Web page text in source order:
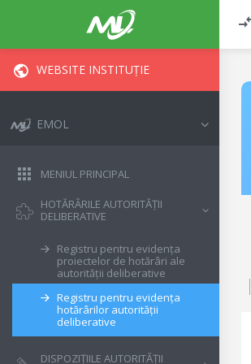
WEBSITE INSTITUȚIE
EMOL
MENIUL PRINCIPAL
HOTĂRÂRILE AUTORITĂȚII
DELIBERATIVE
Registru pentru evidența
proiectelor de hotărâri ale
autorității deliberative
Registru pentru evidența
hotărârilor autorității
deliberative
DISPOZIȚIILE AUTORITĂȚII